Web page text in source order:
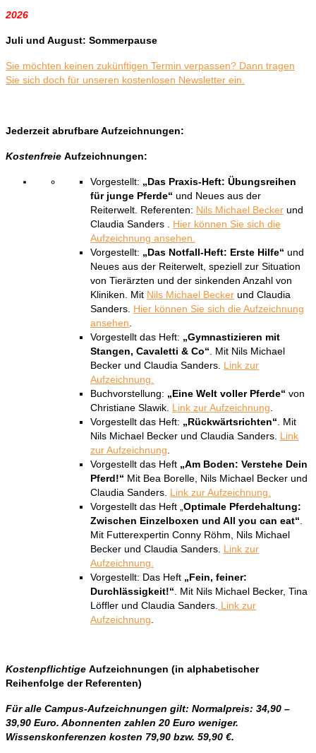
2026
Juli und August: Sommerpause
Sie möchten keinen zukünftigen Termin verpassen? Dann tragen
Sie sich doch für unseren kostenlosen Newsletter ein.
Jederzeit abrufbare Aufzeichnungen:
Kostenfreie Aufzeichnungen:
Vorgestellt: „Das Praxis-Heft: Übungsreihen
für junge Pferde“ und Neues aus der
Reiterwelt. Referenten: Nils Michael Becker und
Claudia Sanders . Hier können Sie sich die
Aufzeichnung ansehen.
Vorgestellt: „Das Notfall-Heft: Erste Hilfe“ und
Neues aus der Reiterwelt, speziell zur Situation
von Tierärzten und der sinkenden Anzahl von
Kliniken. Mit Nils Michael Becker und Claudia
Sanders. Hier können Sie sich die Aufzeichnung
ansehen
Vorgestellt das Heft: „Gymnastizieren mit
Stangen, Cavaletti & Co“ . Mit Nils Michael
Becker und Claudia Sanders. Link zur
Aufzeichnung.
Buchvorstellung: „Eine Welt voller Pferde“ von
Christiane Slawik. Link zur Aufzeichnung
Vorgestellt das Heft: „Rückwärtsrichten“ . Mit
Nils Michael Becker und Claudia Sanders. Link
zur Aufzeichnung
Vorgestellt das Heft „Am Boden: Verstehe Dein
Pferd!“ Mit Bea Borelle, Nils Michael Becker und
Claudia Sanders. Link zur Aufzeichnung.
Vorgestellt das Heft „ Optimale Pferdehaltung:
Zwischen Einzelboxen und All you can eat“
Mit Futterexpertin Conny Röhm, Nils Michael
Becker und Claudia Sanders. Link zur
Aufzeichnung.
Vorgestellt: Das Heft „Fein, feiner:
Durchlässigkeit!“ . Mit Nils Michael Becker, Tina
Löffler und Claudia Sanders. Link zur
Aufzeichnung
Kostenpflichtige Aufzeichnungen (in alphabetischer
Reihenfolge der Referenten)
Für alle Campus-Aufzeichnungen gilt: Normalpreis: 34,90 –
39,90 Euro. Abonnenten zahlen 20 Euro weniger.
Wissenskonferenzen kosten 79,90 bzw. 59,90 €.